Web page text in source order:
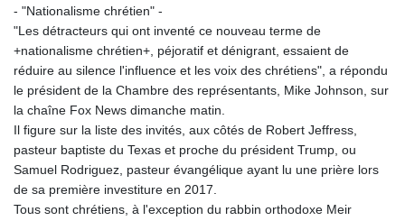
- "Nationalisme chrétien" -
"Les détracteurs qui ont inventé ce nouveau terme de
+nationalisme chrétien+, péjoratif et dénigrant, essaient de
réduire au silence l'influence et les voix des chrétiens", a répondu
le président de la Chambre des représentants, Mike Johnson, sur
la chaîne Fox News dimanche matin.
Il figure sur la liste des invités, aux côtés de Robert Jeffress,
pasteur baptiste du Texas et proche du président Trump, ou
Samuel Rodriguez, pasteur évangélique ayant lu une prière lors
de sa première investiture en 2017.
Tous sont chrétiens, à l'exception du rabbin orthodoxe Meir